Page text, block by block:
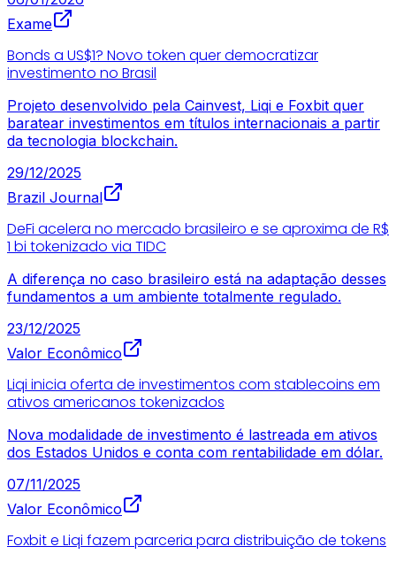
Exame
Bonds a US$1? Novo token quer democratizar
investimento no Brasil
Projeto desenvolvido pela Cainvest, Liqi e Foxbit quer
baratear investimentos em títulos internacionais a partir
da tecnologia blockchain.
29/12/2025
Brazil Journal
DeFi acelera no mercado brasileiro e se aproxima de R$
1 bi tokenizado via TIDC
A diferença no caso brasileiro está na adaptação desses
fundamentos a um ambiente totalmente regulado.
23/12/2025
Valor Econômico
Liqi inicia oferta de investimentos com stablecoins em
ativos americanos tokenizados
Nova modalidade de investimento é lastreada em ativos
dos Estados Unidos e conta com rentabilidade em dólar.
07/11/2025
Valor Econômico
Foxbit e Liqi fazem parceria para distribuição de tokens